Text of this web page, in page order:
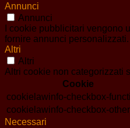
Annunci
Annunci
I cookie pubblicitari
fornire annunci personalizzati.
Altri
Altri
Altri cookie non categorizzati
Cookie
cookielawinfo-checkbox-
cookielawinfo-checkbox-
Necessari